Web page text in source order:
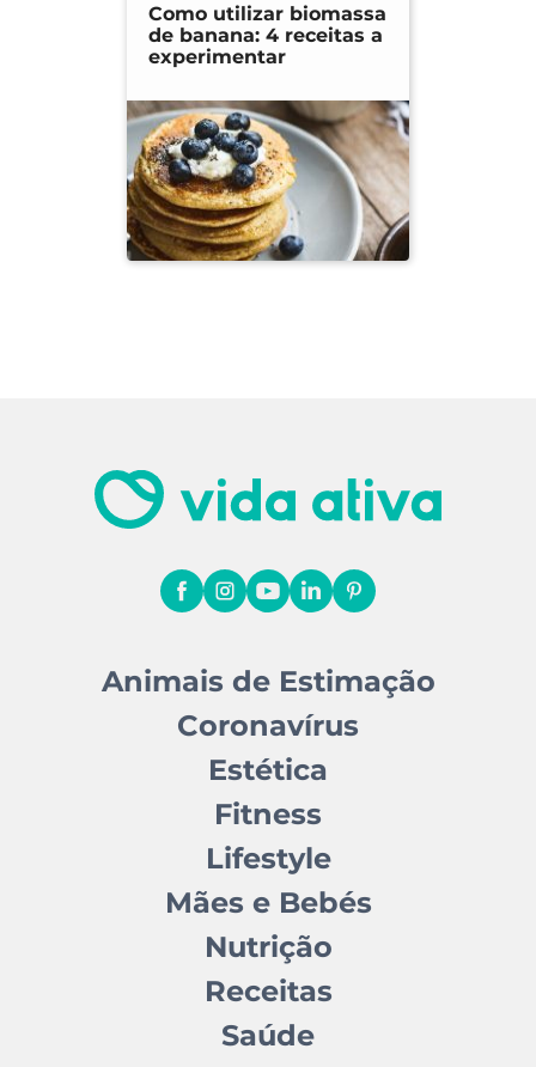
Como utilizar biomassa
de banana: 4 receitas a
experimentar
Animais de Estimação
Coronavírus
Estética
Fitness
Lifestyle
Mães e Bebés
Nutrição
Receitas
Saúde